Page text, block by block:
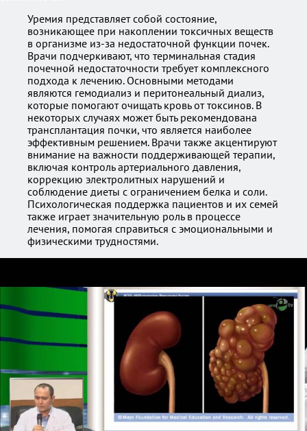
Уремия представляет собой состояние,
возникающее при накоплении токсичных веществ
в организме из-за недостаточной функции почек.
Врачи подчеркивают, что терминальная стадия
почечной недостаточности требует комплексного
подхода к лечению. Основными методами
являются гемодиализ и перитонеальный диализ,
которые помогают очищать кровь от токсинов. В
некоторых случаях может быть рекомендована
трансплантация почки, что является наиболее
эффективным решением. Врачи также акцентируют
внимание на важности поддерживающей терапии,
включая контроль артериального давления,
коррекцию электролитных нарушений и
соблюдение диеты с ограничением белка и соли.
Психологическая поддержка пациентов и их семей
также играет значительную роль в процессе
лечения, помогая справиться с эмоциональными и
физическими трудностями.